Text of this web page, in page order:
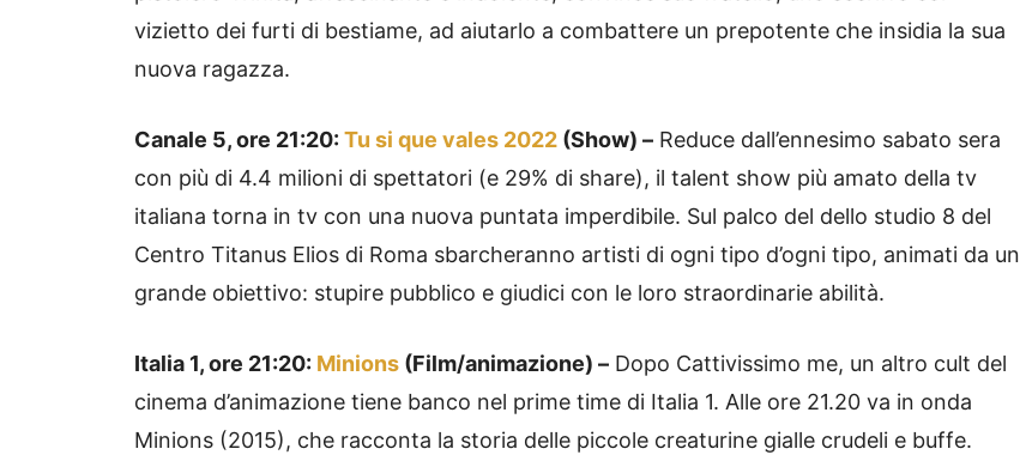
vizietto dei furti di bestiame, ad aiutarlo a combattere un prepotente che insidia la sua
nuova ragazza.
Canale 5, ore 21:20: Tu si que vales 2022 (Show) – Reduce dall’ennesimo sabato sera
con più di 4.4 milioni di spettatori (e 29% di share), il talent show più amato della tv
italiana torna in tv con una nuova puntata imperdibile. Sul palco del dello studio 8 del
Centro Titanus Elios di Roma sbarcheranno artisti di ogni tipo d’ogni tipo, animati da un
grande obiettivo: stupire pubblico e giudici con le loro straordinarie abilità.
Italia 1, ore 21:20: Minions (Film/animazione) – Dopo Cattivissimo me, un altro cult del
cinema d’animazione tiene banco nel prime time di Italia 1. Alle ore 21.20 va in onda
Minions (2015), che racconta la storia delle piccole creaturine gialle crudeli e buffe.